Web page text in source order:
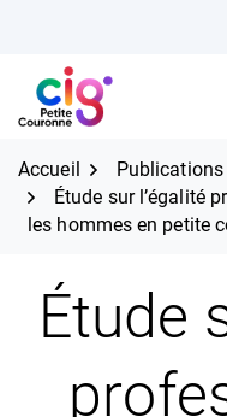
contenu
CIG Petite
Accueil
Publications
Étude sur l’égalité
les hommes en petite
Étude